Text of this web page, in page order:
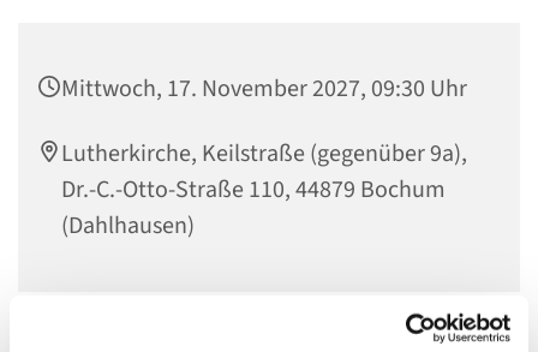
Mittwoch, 17. November 2027, 09:30 Uhr
Lutherkirche, Keilstraße (gegenüber 9a),
Dr.-C.-Otto-Straße 110, 44879 Bochum
(Dahlhausen)